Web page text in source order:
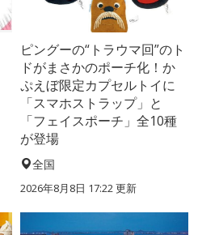
ピングーの“トラウマ回”のト
ドがまさかのポーチ化！か
ぷえぼ限定カプセルトイに
「スマホストラップ」と
「フェイスポーチ」全10種
が登場
全国
2026年8月8日 17:22更新